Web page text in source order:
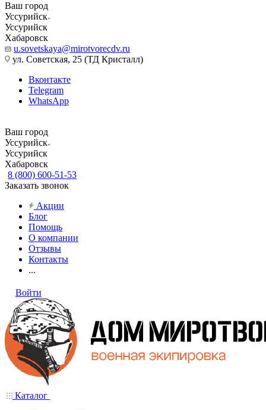
Ваш город
Уссурийск
Уссурийск
Хабаровск
u.sovetskaya@mirotvorecdv.ru
ул. Советская, 25 (ТД Кристалл)
Вконтакте
Telegram
WhatsApp
Ваш город
Уссурийск
Уссурийск
Хабаровск
8 (800) 600-51-53
Заказать звонок
Акции
Блог
Помощь
О компании
Отзывы
Контакты
...
Войти
Каталог